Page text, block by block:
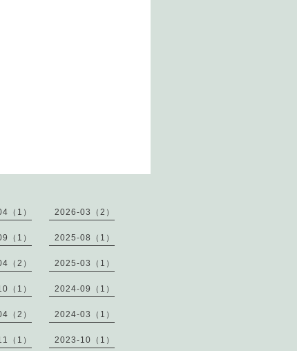
（1） 2026-03（2）
（1） 2025-08（1）
（2） 2025-03（1）
（1） 2024-09（1）
（2） 2024-03（1）
（1） 2023-10（1）